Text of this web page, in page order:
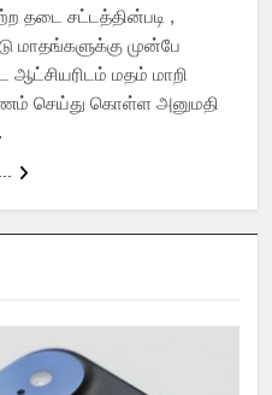
தடை சட்டத்தின்படி ,
மாதங்களுக்கு முன்பே
ஆட்சியரிடம் மதம் மாறி
செய்து கொள்ள அனுமதி